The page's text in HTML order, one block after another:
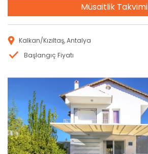
Müsaitlik Takvimi
Kalkan/Kızıltaş, Antalya
Başlangıç Fiyatı
Rezervasyon